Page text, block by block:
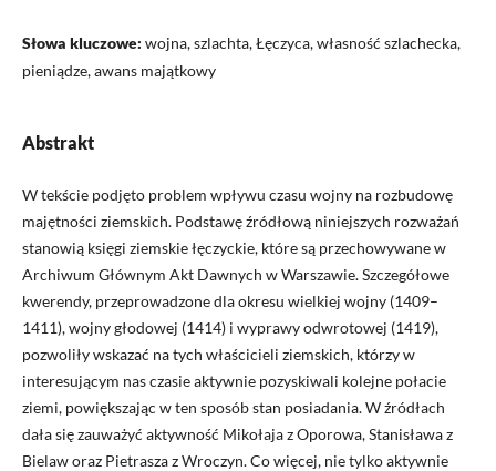
Słowa kluczowe: wojna, szlachta, Łęczyca, własność szlachecka,
pieniądze, awans majątkowy
Abstrakt
W tekście podjęto problem wpływu czasu wojny na rozbudowę
majętności ziemskich. Podstawę źródłową niniejszych rozważań
stanowią księgi ziemskie łęczyckie, które są przechowywane w
Archiwum Głównym Akt Dawnych w Warszawie. Szczegółowe
kwerendy, przeprowadzone dla okresu wielkiej wojny (1409–
1411), wojny głodowej (1414) i wyprawy odwrotowej (1419),
pozwoliły wskazać na tych właścicieli ziemskich, którzy w
interesującym nas czasie aktywnie pozyskiwali kolejne połacie
ziemi, powiększając w ten sposób stan posiadania. W źródłach
dała się zauważyć aktywność Mikołaja z Oporowa, Stanisława z
Bielaw oraz Pietrasza z Wroczyn. Co więcej, nie tylko aktywnie